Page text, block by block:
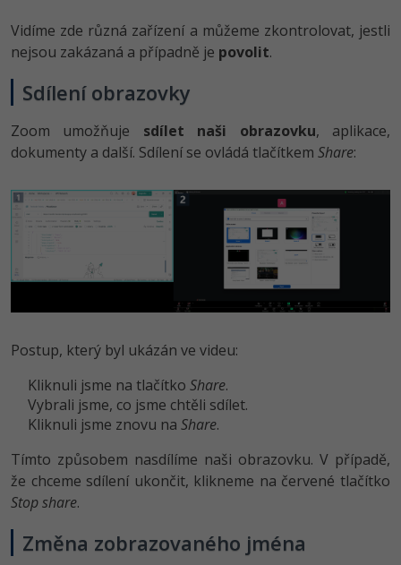
Vidíme zde různá zařízení a můžeme zkontrolovat, jestli
nejsou zakázaná a případně je povolit.
Sdílení obrazovky
Zoom umožňuje sdílet naši obrazovku, aplikace,
dokumenty a další. Sdílení se ovládá tlačítkem Share:
Postup, který byl ukázán ve videu:
Kliknuli jsme na tlačítkoShare.
Vybrali jsme, co jsme chtěli sdílet.
Kliknuli jsme znovu naShare.
Tímto způsobem nasdílíme naši obrazovku. V případě,
že chceme sdílení ukončit, klikneme na červené tlačítko
Stop share.
Změna zobrazovaného jména